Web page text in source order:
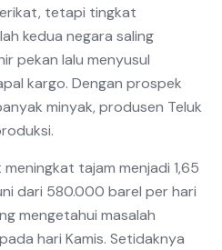
tetapi tingkat
kedua negara saling
pekan lalu menyusul
kargo. Dengan prospek
minyak, produsen Teluk
tajam menjadi 1,65
dari 580.000 barel per hari
mengetahui masalah
hari Kamis. Setidaknya